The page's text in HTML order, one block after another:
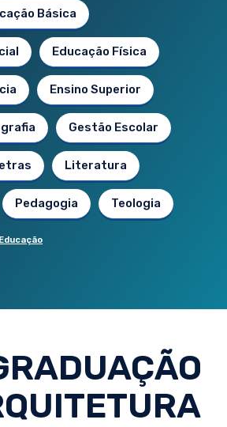
Básica
Educação Física
Ensino Superior
Gestão Escolar
Literatura
Pedagogia Teologia